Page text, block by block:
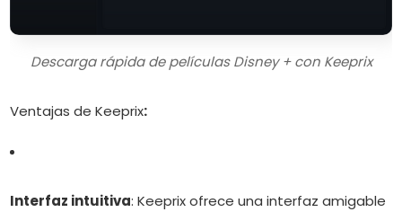
Descarga rápida de películas Disney + con Keeprix
Ventajas de Keeprix:
Interfaz intuitiva:Keeprix ofrece una interfaz amigable